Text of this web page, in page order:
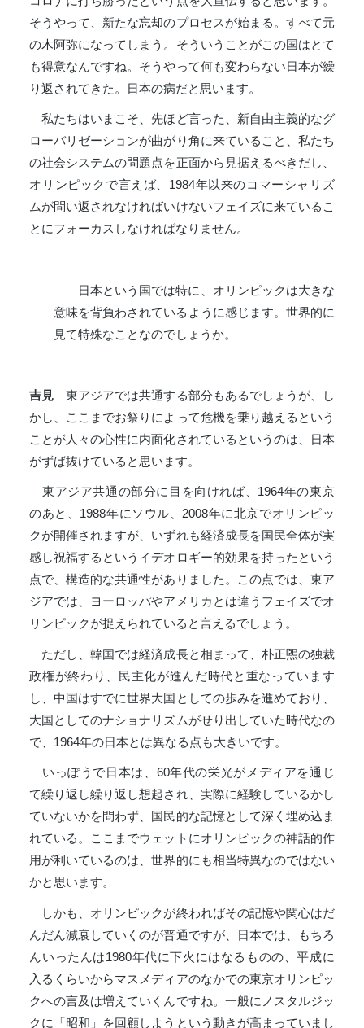
そうやって、新たな忘却のプロセスが始まる。すべて元
の木阿弥になってしまう。そういうことがこの国はとて
も得意なんですね。そうやって何も変わらない日本が繰
り返されてきた。日本の病だと思います。
私たちはいまこそ、先ほど言った、新自由主義的なグ
ローバリゼーションが曲がり角に来ていること、私たち
の社会システムの問題点を正面から見据えるべきだし、
オリンピックで言えば、1984年以来のコマーシャリズ
ムが問い返されなければいけないフェイズに来ているこ
とにフォーカスしなければなりません。
――日本という国では特に、オリンピックは大きな
意味を背負わされているように感じます。世界的に
見て特殊なことなのでしょうか。
吉見 東アジアでは共通する部分もあるでしょうが、し
かし、ここまでお祭りによって危機を乗り越えるという
ことが人々の心性に内面化されているというのは、日本
がずば抜けていると思います。
東アジア共通の部分に目を向ければ、1964年の東京
のあと、1988年にソウル、2008年に北京でオリンピッ
クが開催されますが、いずれも経済成長を国民全体が実
感し祝福するというイデオロギー的効果を持ったという
点で、構造的な共通性がありました。この点では、東ア
ジアでは、ヨーロッパやアメリカとは違うフェイズでオ
リンピックが捉えられていると言えるでしょう。
ただし、韓国では経済成長と相まって、朴正煕の独裁
政権が終わり、民主化が進んだ時代と重なっています
し、中国はすでに世界大国としての歩みを進めており、
大国としてのナショナリズムがせり出していた時代なの
で、1964年の日本とは異なる点も大きいです。
いっぽうで日本は、60年代の栄光がメディアを通じ
て繰り返し繰り返し想起され、実際に経験しているかし
ていないかを問わず、国民的な記憶として深く埋め込ま
れている。ここまでウェットにオリンピックの神話的作
用が利いているのは、世界的にも相当特異なのではない
かと思います。
しかも、オリンピックが終わればその記憶や関心はだ
んだん減衰していくのが普通ですが、日本では、もちろ
んいったんは1980年代に下火にはなるものの、平成に
入るくらいからマスメディアのなかでの東京オリンピッ
クへの言及は増えていくんですね。一般にノスタルジッ
クに「昭和」を回顧しようという動きが高まっていまし